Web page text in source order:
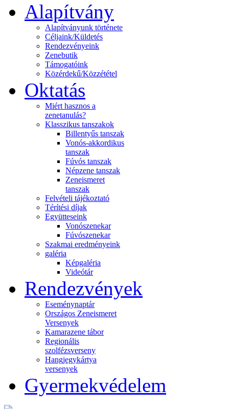
Alapítvány
Alapítványunk története
Céljaink/Küldetés
Rendezvényeink
Zenebutik
Támogatóink
Közérdekű/Közzététel
Oktatás
Miért hasznos a
zenetanulás?
Klasszikus tanszakok
Billentyűs tanszak
Vonós-akkordikus
tanszak
Fúvós tanszak
Népzene tanszak
Zeneismeret
tanszak
Felvételi tájékoztató
Térítési díjak
Együtteseink
Vonószenekar
Fúvószenekar
Szakmai eredményeink
galéria
Képgaléria
Videótár
Rendezvények
Eseménynaptár
Országos Zeneismeret
Versenyek
Kamarazene tábor
Regionális
szolfézsverseny
Hangjegykártya
versenyek
Gyermekvédelem